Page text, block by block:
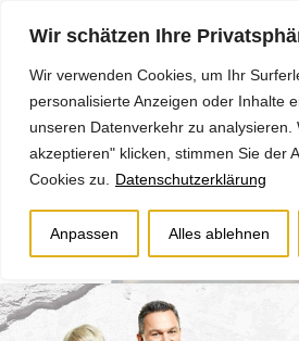
Wir schätzen Ihre
Wir verwenden Cookies, um Ihr
personalisierte Anzeigen oder Inhalte
unseren Datenverkehr zu analysieren.
akzeptieren" klicken, stimmen Sie der
Cookies zu.
Datenschutzerklärung
Anpassen Alles ablehnen